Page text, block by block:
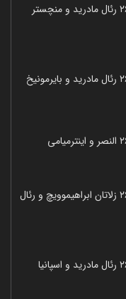
فصل ۱ - فوتبال فیفا ۲۶ رئال مادرید و منچستر
فصل ۱ - فوتبال فیفا ۲۶ زلاتان ابراهیموویچ و رئال